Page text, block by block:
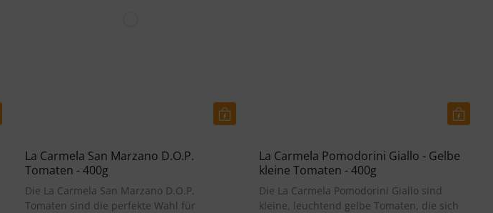
La Carmela San Marzano D.O.P.
Tomaten - 400g
Die La Carmela San Marzano D.O.P.
Tomaten sind die perfekte Wahl für
La Carmela Pomodorini Giallo - Gelbe
kleine Tomaten - 400g
Die La Carmela Pomodorini Giallo sind
kleine, leuchtend gelbe Tomaten, die sich